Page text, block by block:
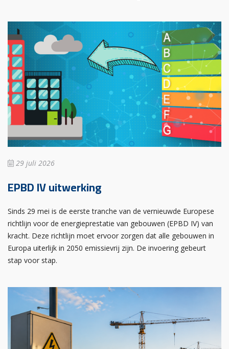
29 juli 2026
EPBD IV uitwerking
Sinds 29 mei is de eerste tranche van de vernieuwde Europese
richtlijn voor de energieprestatie van gebouwen (EPBD IV) van
kracht. Deze richtlijn moet ervoor zorgen dat alle gebouwen in
Europa uiterlijk in 2050 emissievrij zijn. De invoering gebeurt
stap voor stap.